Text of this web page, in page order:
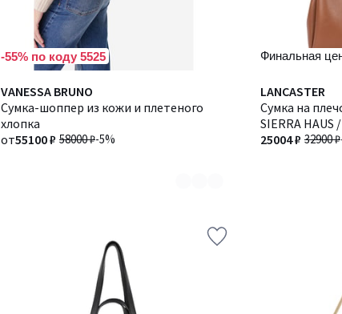
-55% по коду 5525
VANESSA BRUNO
Сумка-шоппер из кожи и плетеного
хлопка
58000 ₽-5%
от55100 ₽
Количество
цветов:
2
Финальная
LANCASTER
Сумка на
SIERRA
32900 ₽
25004 ₽
Количество
цветов:
2